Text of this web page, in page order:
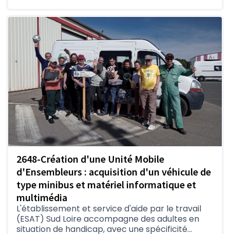
2648-Création d'une Unité Mobile
d'Ensembleurs : acquisition d'un véhicule de
type minibus et matériel informatique et
multimédia
L'établissement et service d'aide par le travail
(ESAT) Sud Loire accompagne des adultes en
situation de handicap, avec une spécificité...